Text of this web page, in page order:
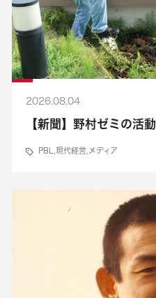
2026.08.04
【新聞】野村ゼミの活
PBL ,現代経営 メディア